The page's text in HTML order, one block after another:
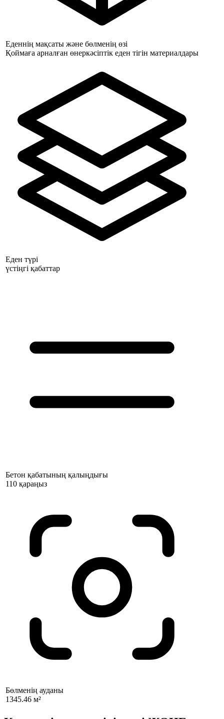
Еденнің мақсаты және бөлменің өзі
Қоймаға арналған өнеркәсіптік еден тігін материалдары
Еден түрі
үстіңгі қабаттар
Бетон қабатының қалыңдығы
110 қараңыз
Бөлменің ауданы
1345.46 м²